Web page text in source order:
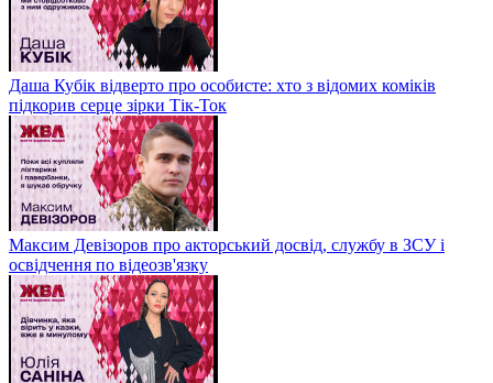
Даша Кубік відверто про особисте: хто з відомих коміків
підкорив серце зірки Тік-Ток
Максим Девізоров про акторський досвід, службу в ЗСУ і
освідчення по відеозв'язку